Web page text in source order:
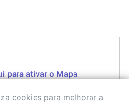
para ativar o Mapa
cookies para melhorar a